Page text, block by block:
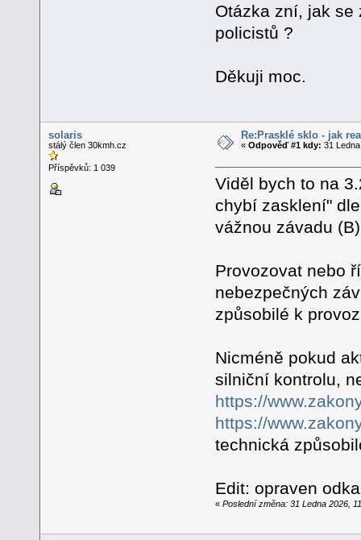
Otázka zní, jak se
policistů ?
Děkuji moc.
solaris
stálý člen 30kmh.cz
Příspěvků: 1 039
Re:Prasklé sklo - jak
«Odpověď #1 kdy: 31
Viděl bych to na
chybí zasklení"
vážnou závadu
Provozovat nebo
nebezpečných
způsobilé k
Nicméně pokud
silniční kontrolu,
https://
https://
technická
Edit: opraven
« Poslední změna: 31 Ledna 2026,